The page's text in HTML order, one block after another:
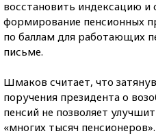
восстановить индексацию и
формирование пенсионных
по баллам для работающих
письме.
Шмаков считает, что
поручения президента о
пенсий не позволяет
«многих тысяч пенсионеров».